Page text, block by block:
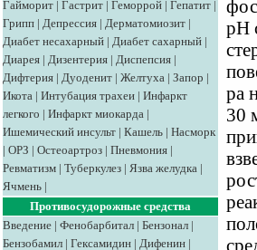
Гайморит | Гастрит | Геморрой | Гепатит |
Грипп | Депрессия | Дерматомиозит |
Диабет несахарный | Диабет сахарный |
Диарея | Дизентерия | Диспепсия |
Дифтерия | Дуоденит | Желтуха | Запор |
Икота | Интубация трахеи | Инфаркт
легкого | Инфаркт миокарда |
Ишемический инсульт | Кашель | Насморк
| ОРЗ | Остеоартроз | Пневмония |
Ревматизм | Туберкулез | Язва желудка |
Ячмень |
Противосудорожные средства
Введение | Фенобарбитал | Бензонал |
Бензобамил | Гексамидин | Дифенин |
рН
ра
30